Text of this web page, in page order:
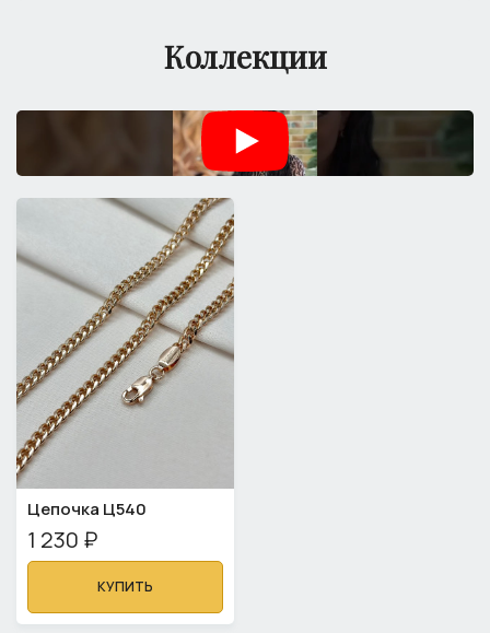
Коллекции
Цепочка Ц540
1 230 ₽
КУПИТЬ